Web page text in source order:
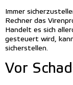
Immer
Rechner das
Handelt es sich
gesteuert wird,
sicherstellen.
Vor